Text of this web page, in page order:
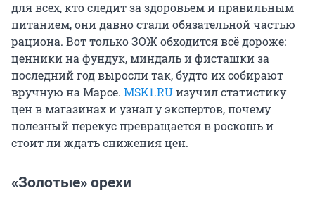
для всех, кто следит за здоровьем и правильным
питанием, они давно стали обязательной частью
рациона. Вот только ЗОЖ обходится всё дороже:
ценники на фундук, миндаль и фисташки за
последний год выросли так, будто их собирают
вручную на Марсе. MSK1.RUизучил статистику
цен в магазинах и узнал у экспертов, почему
полезный перекус превращается в роскошь и
стоит ли ждать снижения цен.
«Золотые» орехи